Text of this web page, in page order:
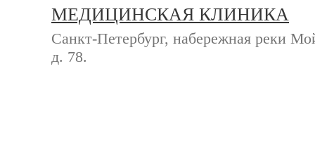
МЕДИЦИНСКАЯ КЛИНИКА
Санкт-Петербург, набережная реки
д. 78.